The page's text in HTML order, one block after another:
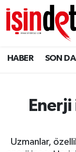
HABER SON
Uzmanlar,
DÜNYA
Eğitim
ENERJİ
Nöbetçi
Hava
İstanbul
Trafik